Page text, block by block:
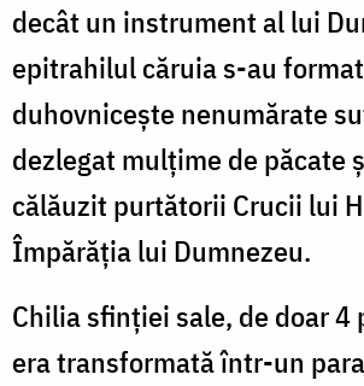
decât un instrument al lui
epitrahilul căruia s-au
duhovniceşte nenumărate
dezlegat mulţime de păcate
călăuzit purtătorii Crucii lui
Împărăţia lui Dumnezeu.
Chilia sfinţiei sale, de doar 4
era transformată într-un